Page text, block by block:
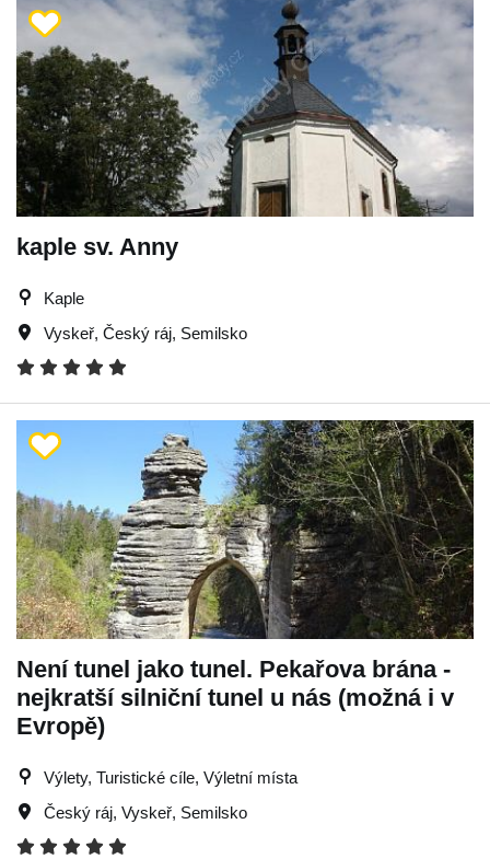
kaple sv. Anny
Kaple
Vyskeř, Český ráj, Semilsko
Není tunel jako tunel. Pekařova brána -
nejkratší silniční tunel u nás (možná i v
Evropě)
Výlety, Turistické cíle, Výletní místa
Český ráj, Vyskeř, Semilsko